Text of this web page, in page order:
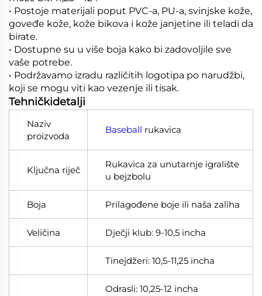
• Postoje materijali poput PVC-a, PU-a, svinjske kože,
goveđe kože, kože bikova i kože janjetine ili teladi da
birate.
• Dostupne su u više boja kako bi zadovoljile sve
vaše potrebe.
• Podržavamo izradu različitih logotipa po narudžbi,
koji se mogu viti kao vezenje ili tisak.
Tehničkidetalji
Naziv
proizvoda
Baseball rukavica
Ključna riječ
Rukavica za unutarnje igralište
u bejzbolu
Boja Prilagođene boje ili naša zaliha
Veličina Dječji klub: 9-10,5 incha
Tinejdžeri: 10,5-11,25 incha
Odrasli: 10,25-12 incha